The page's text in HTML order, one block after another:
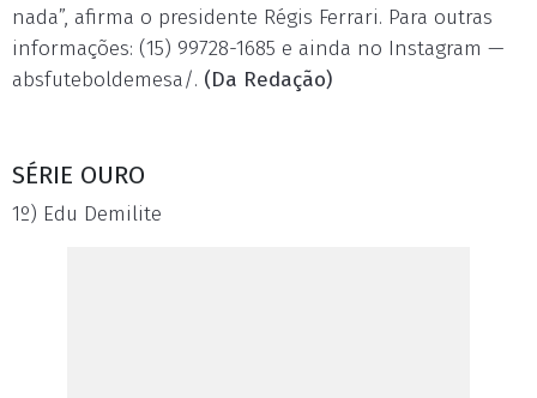
nada”, afirma o presidente Régis Ferrari. Para outras
informações: (15) 99728-1685 e ainda no Instagram —
absfuteboldemesa/. (Da Redação)
SÉRIE OURO
1º) Edu Demilite